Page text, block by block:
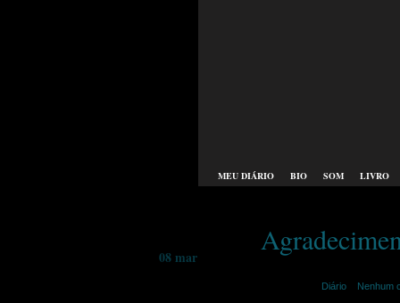
MEU DIÁRIO BIO SOM LIVRO
08 mar
Diário Nenhum